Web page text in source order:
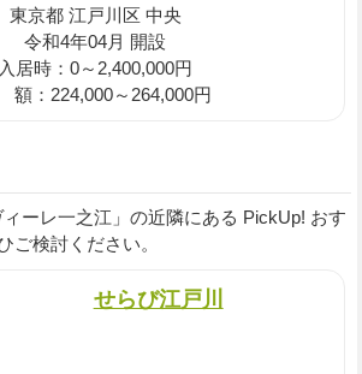
東京都 江戸川区 中央
令和4年04月 開設
入居時：0～2,400,000円
額：224,000～264,000円
ーレ一之江」の近隣にある PickUp! おす
ご検討ください。
せらび江戸川